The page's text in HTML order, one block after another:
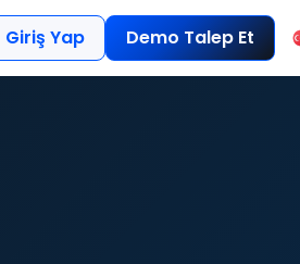
Giriş Yap Demo Talep Et